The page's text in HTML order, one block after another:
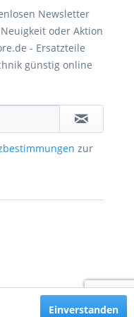
Newsletter
oder Aktion
- Ersatzteile
günstig online
zur
Einverstanden